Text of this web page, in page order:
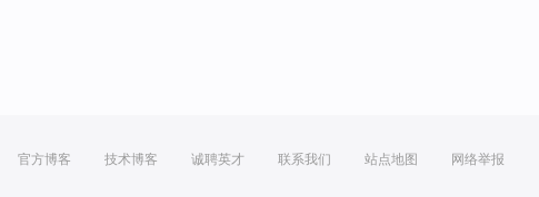
官方博客 技术博客 诚聘英才 联系我们 站点地图 网络举报